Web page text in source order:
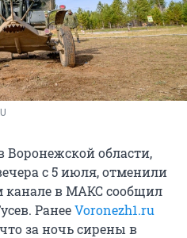
области,
с 5 июля, отменили
канале в МАКС сообщил
РанееVoronezh1.ru
за ночь сирены в